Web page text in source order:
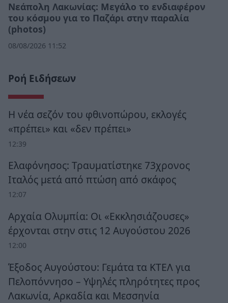
Νεάπολη Λακωνίας: Μεγάλο το ενδιαφέρον
του κόσμου για το Παζάρι στην παραλία
(photos)
08/08/2026 11:52
Ροή Ειδήσεων
Η νέα σεζόν του φθινοπώρου, εκλογές
«πρέπει» και «δεν πρέπει»
12:39
Ελαφόνησος: Τραυματίστηκε 73χρονος
Ιταλός μετά από πτώση από σκάφος
12:07
Αρχαία Ολυμπία: Οι «Εκκλησιάζουσες»
έρχονται στην στις 12 Αυγούστου 2026
12:00
Έξοδος Αυγούστου: Γεμάτα τα ΚΤΕΛ για
Πελοπόννησο – Υψηλές πληρότητες προς
Λακωνία, Αρκαδία και Μεσσηνία